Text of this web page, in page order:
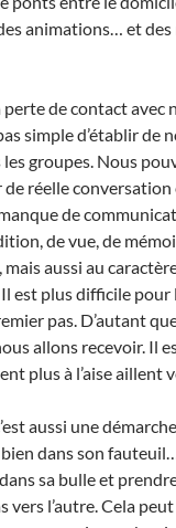
animations… et
perte de contact avec
simple d’établir de
les groupes. Nous
de réelle
de
de vue, de
aussi au
est plus difficile pour
pas. D’autant
allons recevoir. Il
plus à l’aise aillent
aussi une
dans son
sa bulle et
vers l’autre. Cela